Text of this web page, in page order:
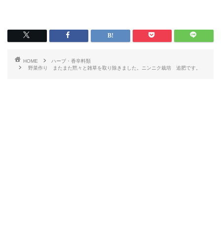
HOME
ハーブ・香辛料類
野菜作り またまた黙々と雑草を取り除きました。ニンニク栽培 追肥です。